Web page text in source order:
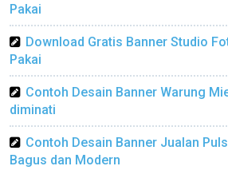
Pakai
Download Gratis Banner Studio
Pakai
Contoh Desain Banner Warung
diminati
Contoh Desain Banner Jualan
Bagus dan Modern